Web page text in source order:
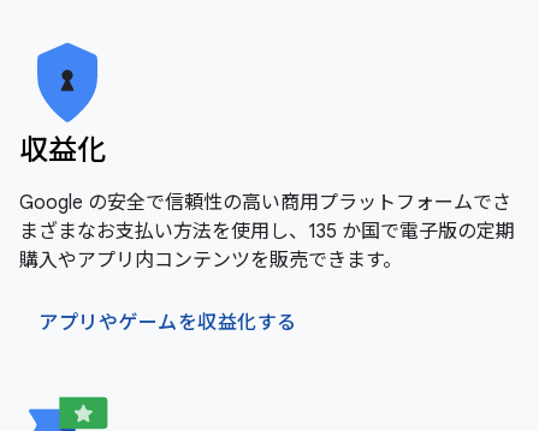
収益化
Google の安全で信頼性の高い商用プラットフォームでさ
まざまなお支払い方法を使用し、135 か国で電子版の定期
購入やアプリ内コンテンツを販売できます。
アプリやゲームを収益化する